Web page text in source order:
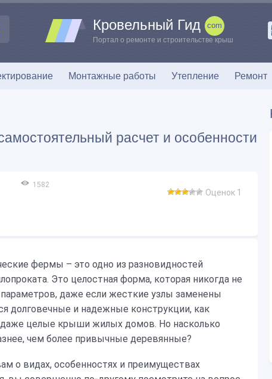
Кровельный Гид
Портал о ремонте и строительстве крыш
Монтажные работы Утепление Ремонт
расчет и особенности
1582
Оценок 1
фермы – это одно из разновидностей
Это целостная форма, которая никогда не
даже если жесткие узлы заменены
долговечные и надежные конструкции, как
целые крыши жилых домов. Но насколько
чем более привычные деревянные?
о видах, особенностях и преимуществах